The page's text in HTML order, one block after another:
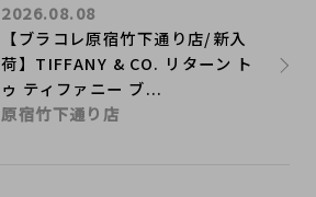
【ブラコレ原宿竹下通り店/新入
荷】TIFFANY & CO. リターン ト
ゥ ティファニー ブ...
2026.08.08
原宿竹下通り店